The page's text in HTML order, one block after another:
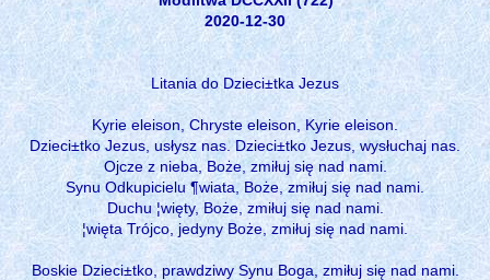
2020-12-30
Litania do Dzieci±tka Jezus
Kyrie eleison, Chryste eleison, Kyrie eleison.
Dzieci±tko Jezus, usłysz nas. Dzieci±tko Jezus, wysłuchaj nas.
Ojcze z nieba, Boże, zmiłuj się nad nami.
Synu Odkupicielu ¶wiata, Boże, zmiłuj się nad nami.
Duchu ¦więty, Boże, zmiłuj się nad nami.
¦więta Trójco, jedyny Boże, zmiłuj się nad nami.
Boskie Dzieci±tko, prawdziwy Synu Boga, zmiłuj się nad nami.